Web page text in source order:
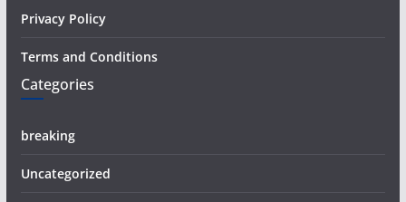
Privacy Policy
Terms and Conditions
Categories
breaking
Uncategorized